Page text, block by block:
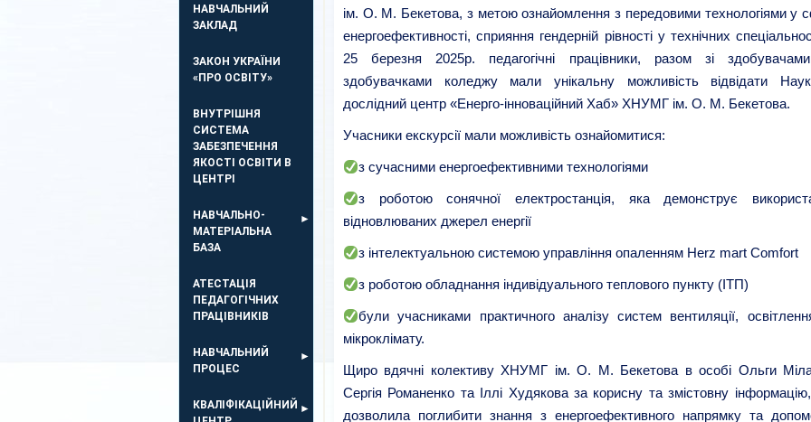
НАВЧАЛЬНИЙ
ЗАКЛАД
ЗАКОН УКРАЇНИ
«ПРО ОСВІТУ»
ВНУТРІШНЯ
СИСТЕМА
ЗАБЕЗПЕЧЕННЯ
ЯКОСТІ ОСВІТИ В
ЦЕНТРІ
НАВЧАЛЬНО-
МАТЕРІАЛЬНА
БАЗА
АТЕСТАЦІЯ
ПЕДАГОГІЧНИХ
ПРАЦІВНИКІВ
НАВЧАЛЬНИЙ
ПРОЦЕС
КВАЛІФІКАЦІЙНИЙ
ім. О. М. Бекетова, з метою ознайомлення з передовими технологіями у
енергоефективності, сприяння гендерній рівності у технічних
25 березня 2025р. педагогічні працівники, разом зі
здобувачками коледжу мали унікальну можливість відвідати
дослідний центр «Енерго-інноваційний Хаб» ХНУМГ ім. О. М. Бекетова.
Учасники екскурсії мали можливість ознайомитися:
з сучасними енергоефективними технологіями
з роботою сонячної електростанція, яка демонструє
відновлюваних джерел енергії
з інтелектуальною системою управління опаленням Herz mart Comfort
з роботою обладнання індивідуального теплового пункту (ІТП)
були учасниками практичного аналізу систем вентиляції,
мікроклімату.
Щиро вдячні колективу ХНУМГ ім. О. М. Бекетова в особі Ольги
Сергія Романенко та Іллі Худякова за корисну та змістовну
дозволила поглибити знання з енергоефективного напрямку та